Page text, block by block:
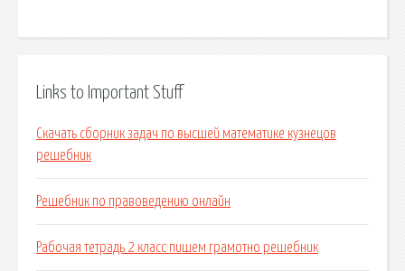
Links to Important Stuff
Скачать сборник задач по высшей математике кузнецов
решебник
Решебник по правоведению онлайн
Рабочая тетрадь 2 класс пишем грамотно решебник